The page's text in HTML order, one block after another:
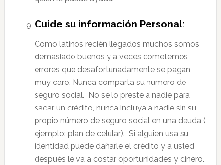
Cuide su información Personal:
Como latinos recién llegados muchos somos
demasiado buenos y a veces cometemos
errores que desafortunadamente se pagan
muy caro. Nunca comparta su numero de
seguro social. No se lo preste a nadie para
sacar un crédito, nunca incluya a nadie sin su
propio número de seguro social en una deuda (
ejemplo: plan de celular). Si alguien usa su
identidad puede dañarle el crédito y a usted
después le va a costar oportunidades y dinero.